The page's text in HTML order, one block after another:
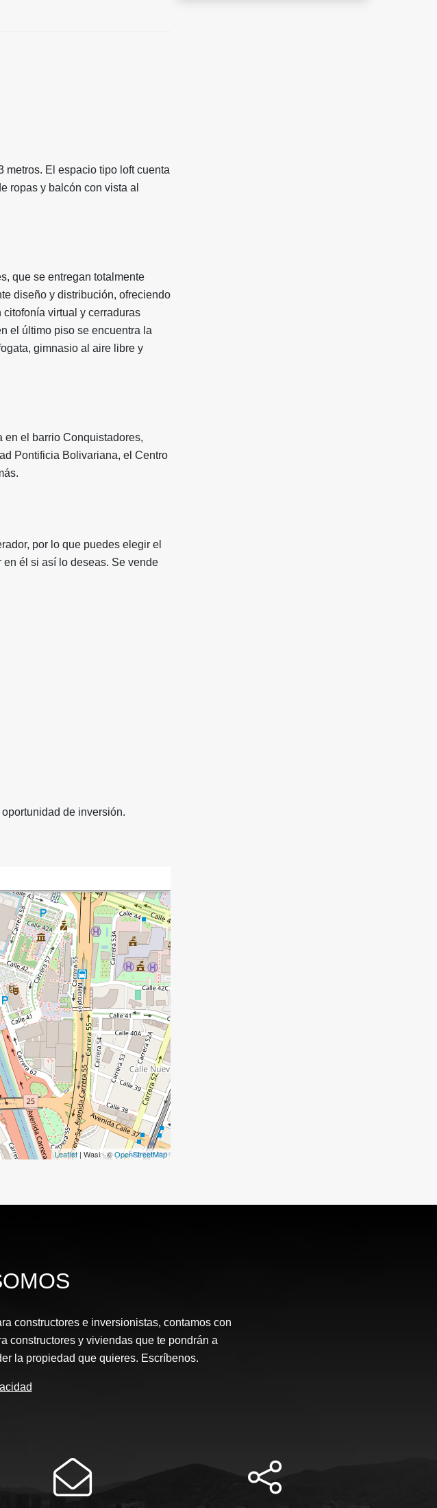
metros. El espacio tipo loft cuenta
ropas y balcón con vista al
que se entregan totalmente
diseño y distribución, ofreciendo
virtual y cerraduras
el último piso se encuentra la
gimnasio al aire libre y
en el barrio Conquistadores,
Pontificia Bolivariana, el Centro
por lo que puedes elegir el
él si así lo deseas. Se vende
de inversión.
Leaflet| Wasi - ©OpenStreetMap
constructores e inversionistas, contamos con
constructores y viviendas que te pondrán a
la propiedad que quieres. Escríbenos.